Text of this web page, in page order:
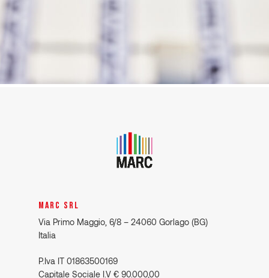
MARC SRL
Via Primo Maggio, 6/8 – 24060 Gorlago (BG)
Italia
P.Iva IT 01863500169
Capitale Sociale I.V € 90.000,00